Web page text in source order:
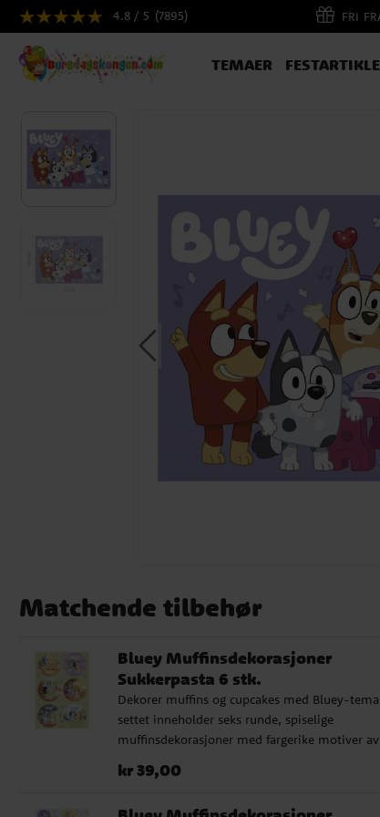
4.8 / 5 (7895) FRI
TEMAER
Matchende tilbehør
Bluey Muffinsdekorasjoner
Sukkerpasta 6 stk.
Dekorer muffins og cupcakes med Bluey-
settet inneholder seks runde, spiselige
muffinsdekorasjoner med fargerike motiver av
og gir et lekent preg til barnebursdager og
Pris:kr 39,00
kr 39,00